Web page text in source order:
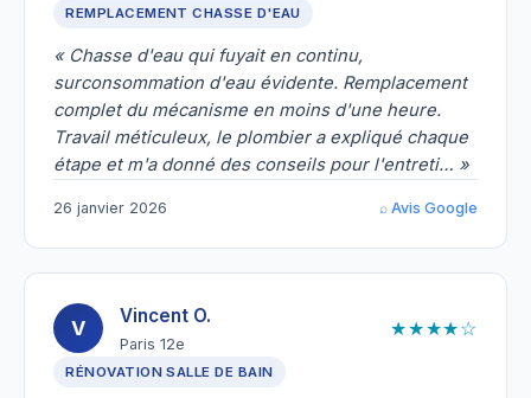
REMPLACEMENT CHASSE D'EAU
« Chasse d'eau qui fuyait en continu,
surconsommation d'eau évidente. Remplacement
complet du mécanisme en moins d'une heure.
Travail méticuleux, le plombier a expliqué chaque
étape et m'a donné des conseils pour l'entreti… »
26 janvier 2026 ⌕ Avis Google
V
Vincent O.
Paris 12e
★★★★☆
RÉNOVATION SALLE DE BAIN